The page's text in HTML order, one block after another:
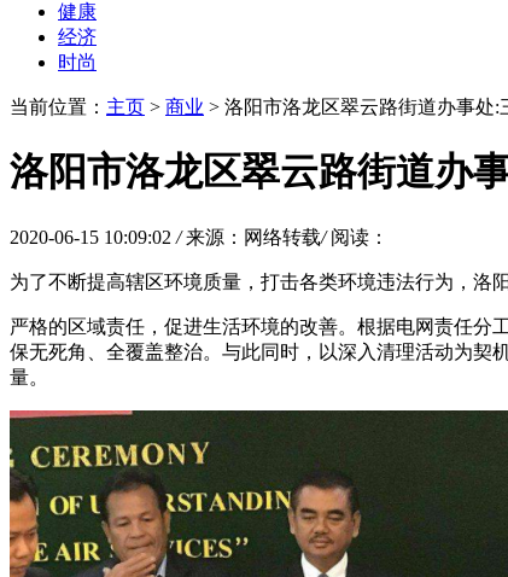
健康
经济
时尚
当前位置： 主页 > 商业 > 洛阳市洛龙区翠云路街道办事处:
洛阳市洛龙区翠云路街道办
2020-06-15 10:09:02 / 来源：网络转载/ 阅读：
为了不断提高辖区环境质量，打击各类环境违法行为，洛
严格的区域责任，促进生活环境的改善。根据电网责任分
保无死角、全覆盖整治。与此同时，以深入清理活动为契
量。